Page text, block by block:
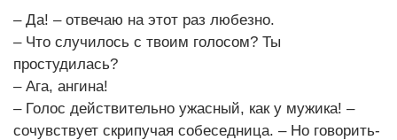
– Да! – отвечаю на этот раз любезно.
– Что случилось с твоим голосом? Ты
простудилась?
– Ага, ангина!
– Голос действительно ужасный, как у мужика! –
сочувствует скрипучая собеседница. – Но говорить-